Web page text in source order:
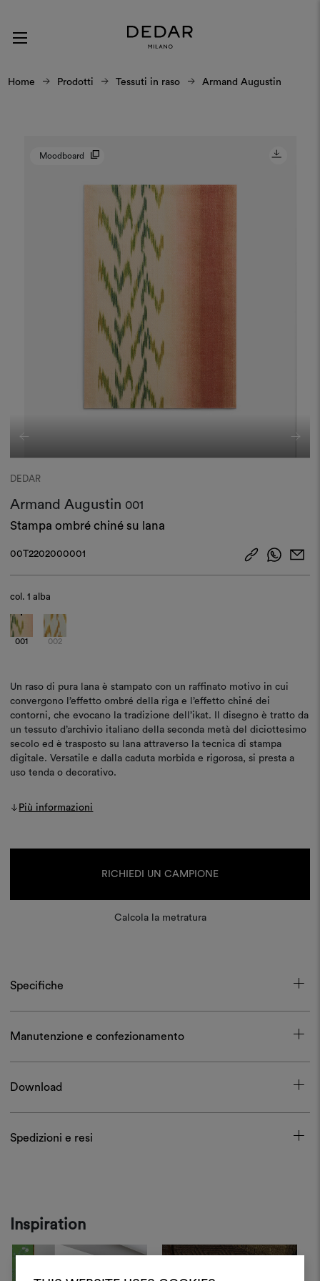
Home Prodotti Tessuti in raso Armand Augustin
Moodboard
DEDAR
Armand Augustin 001
Stampa ombré chiné su lana
00T2202000001
col.1 alba
001 002
Un raso di pura lana è stampato con un raffinato motivo in cui
convergono l’effetto ombré della riga e l’effetto chiné dei
contorni, che evocano la tradizione dell’ikat. Il disegno è tratto da
un tessuto d’archivio italiano della seconda metà del diciottesimo
secolo ed è trasposto su lana attraverso la tecnica di stampa
digitale. Versatile e dalla caduta morbida e rigorosa, si presta a
uso tenda o decorativo.
Più informazioni
RICHIEDI UN CAMPIONE
Calcola la metratura
Specifiche
Manutenzione e confezionamento
Download
Spedizioni e resi
Inspiration